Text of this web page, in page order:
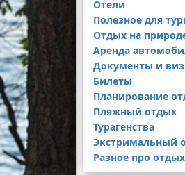
Отели
Полезное для
Отдых на
Аренда
Документы и
Билеты
Планирование
Пляжный отдых
Турагенства
Экстримальный
Разное про отдых